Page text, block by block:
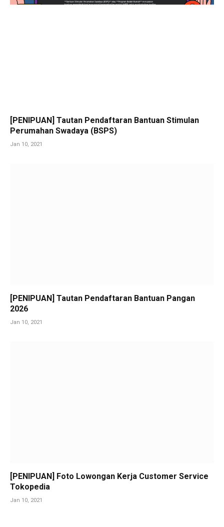
[PENIPUAN] Tautan Pendaftaran Bantuan Stimulan
Perumahan Swadaya (BSPS)
Jan 10, 2021
[PENIPUAN] Tautan Pendaftaran Bantuan Pangan
2026
Jan 10, 2021
[PENIPUAN] Foto Lowongan Kerja Customer Service
Tokopedia
Jan 10, 2021